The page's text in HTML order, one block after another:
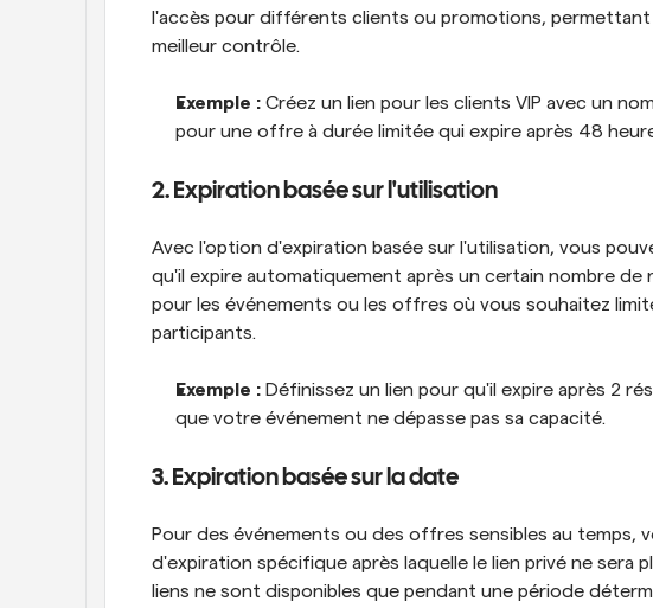
l'accès pour différents clients ou promotions,
meilleur contrôle.
Exemple : Créez un lien pour les clients VIP avec un
pour une offre à durée limitée qui expire après 48
2. Expiration basée sur l'utilisation
Avec l'option d'expiration basée sur l'utilisation, vous
qu'il expire automatiquement après un certain nombre de
pour les événements ou les offres où vous souhaitez
participants.
Exemple : Définissez un lien pour qu'il expire après 2
que votre événement ne dépasse pas sa capacité.
3. Expiration basée sur la date
Pour des événements ou des offres sensibles au temps,
d'expiration spécifique après laquelle le lien privé ne sera
liens ne sont disponibles que pendant une période